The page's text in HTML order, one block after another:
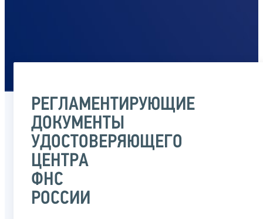
РЕГЛАМЕНТИРУЮЩИЕ
ДОКУМЕНТЫ
УДОСТОВЕРЯЮЩЕГО
ЦЕНТРА
ФНС
РОССИИ